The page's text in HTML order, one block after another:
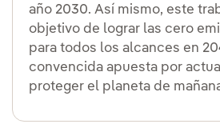
año 2030. Así mismo, este
objetivo de lograr las cero
para todos los alcances en
convencida apuesta por
proteger el planeta de